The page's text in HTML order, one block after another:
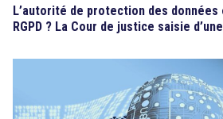
L’autorité de protection des
RGPD ? La Cour de justice saisie